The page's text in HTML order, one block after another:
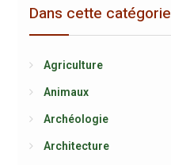
Dans cette catégorie
Agriculture
Animaux
Archéologie
Architecture